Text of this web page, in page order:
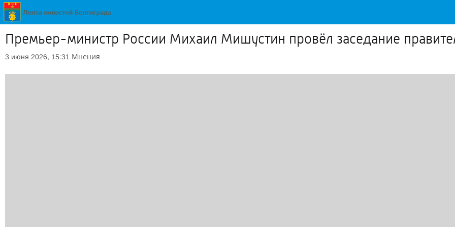
Премьер-министр России Михаил Мишустин провёл заседание
3 июня 2026, 15:31 Мнения